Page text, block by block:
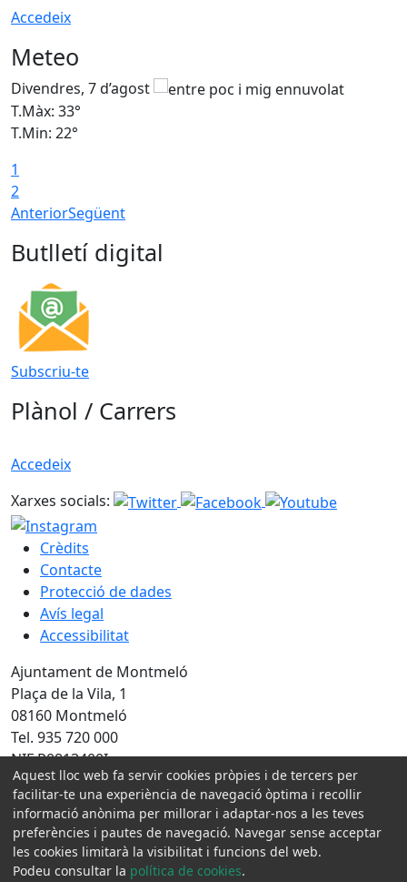
Accedeix
Meteo
Divendres, 7 d’agost
T.Màx: 33°
T.Min: 22°
1
2
AnteriorSegüent
Butlletí digital
Subscriu-te
Plànol / Carrers
Accedeix
Xarxes socials:
Crèdits
Contacte
Protecció de dades
Avís legal
Accessibilitat
Ajuntament de Montmeló
Plaça de la Vila, 1
08160 Montmeló
Tel. 935 720 000
NIF P0813400I
Amb la col·laboració de:
Aquest lloc web fa servir cookies pròpies i de tercers per
facilitar-te una experiència de navegació òptima i recollir
informació anònima per millorar i adaptar-nos a les teves
preferències i pautes de navegació. Navegar sense acceptar
les cookies limitarà la visibilitat i funcions del web.
Podeu consultar la política de cookies.